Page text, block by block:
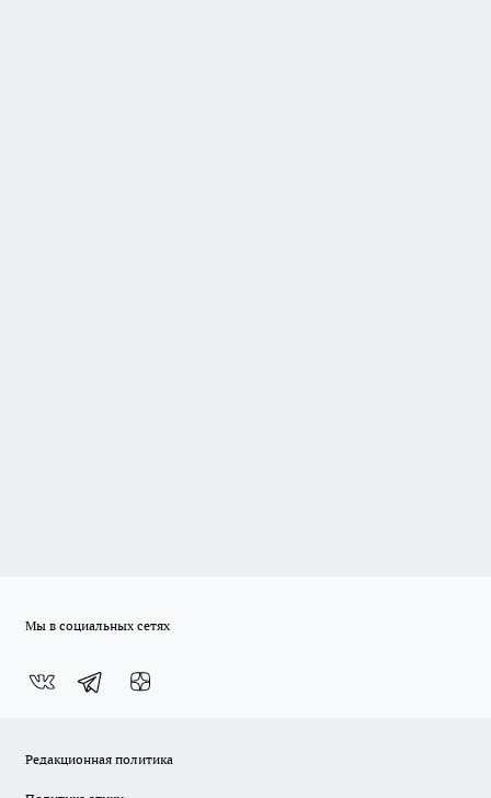
Мы в социальных сетях
Редакционная политика